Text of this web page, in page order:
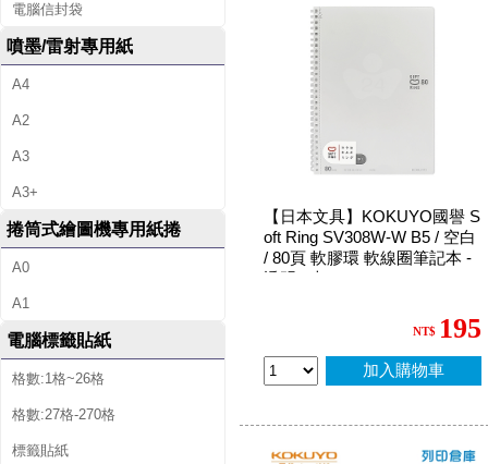
電腦信封袋
噴墨/雷射專用紙
A4
A2
A3
A3+
捲筒式繪圖機專用紙捲
A0
A1
電腦標籤貼紙
格數:1格~26格
格數:27格-270格
標籤貼紙
【日本文具】KOKUYO國譽 S
oft Ring SV308W-W B5 / 空白
/ 80頁 軟膠環 軟線圈筆記本 -
透明 1本
NT$ 195
加入購物車